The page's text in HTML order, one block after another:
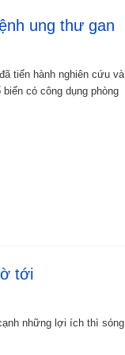
ung thư gan
tiến hành nghiên cứu và
có công dụng phòng
tới
những lợi ích thì sóng